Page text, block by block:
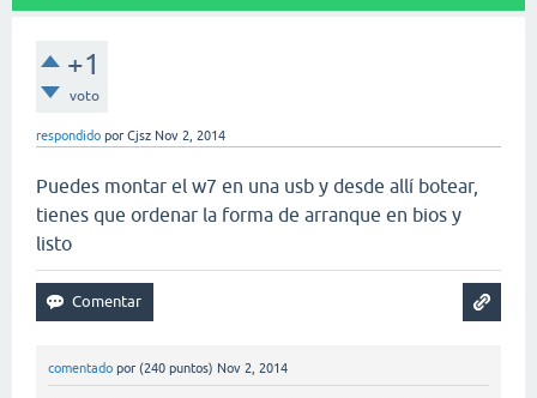
+1
voto
respondido por Cjsz Nov 2, 2014
Puedes montar el w7 en una usb y desde allí botear,
tienes que ordenar la forma de arranque en bios y
listo
comentado por (240 puntos) Nov 2, 2014